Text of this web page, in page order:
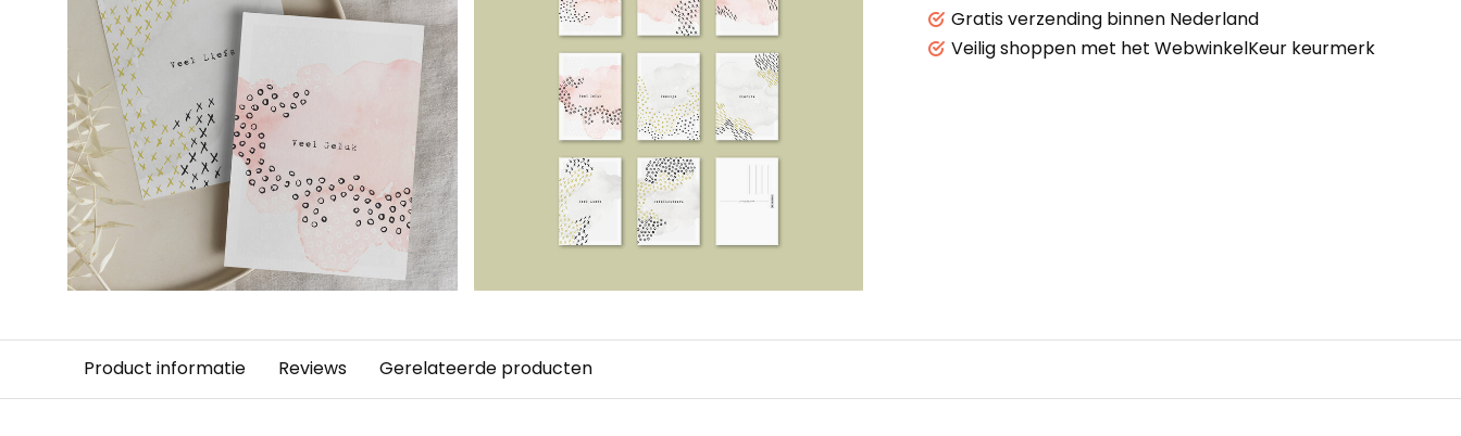
Gratis verzending binnen Nederland
Veilig shoppen met het WebwinkelKeur keurmerk
Product informatie Reviews Gerelateerde producten